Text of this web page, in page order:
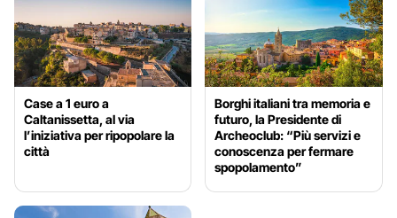
Case a 1 euro a
Caltanissetta, al via
l’iniziativa per ripopolare la
città
Borghi italiani tra memoria e
futuro, la Presidente di
Archeoclub: “Più servizi e
conoscenza per fermare
spopolamento”